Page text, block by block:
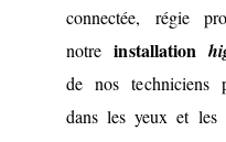
connectée, régie
notreinstallation
de nos techniciens
dans les yeux et les